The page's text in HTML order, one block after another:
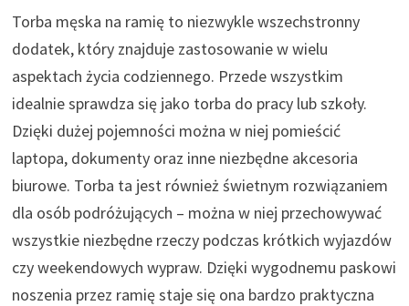
Torba męska na ramię to niezwykle wszechstronny
dodatek, który znajduje zastosowanie w wielu
aspektach życia codziennego. Przede wszystkim
idealnie sprawdza się jako torba do pracy lub szkoły.
Dzięki dużej pojemności można w niej pomieścić
laptopa, dokumenty oraz inne niezbędne akcesoria
biurowe. Torba ta jest również świetnym rozwiązaniem
dla osób podróżujących – można w niej przechowywać
wszystkie niezbędne rzeczy podczas krótkich wyjazdów
czy weekendowych wypraw. Dzięki wygodnemu paskowi
noszenia przez ramię staje się ona bardzo praktyczna